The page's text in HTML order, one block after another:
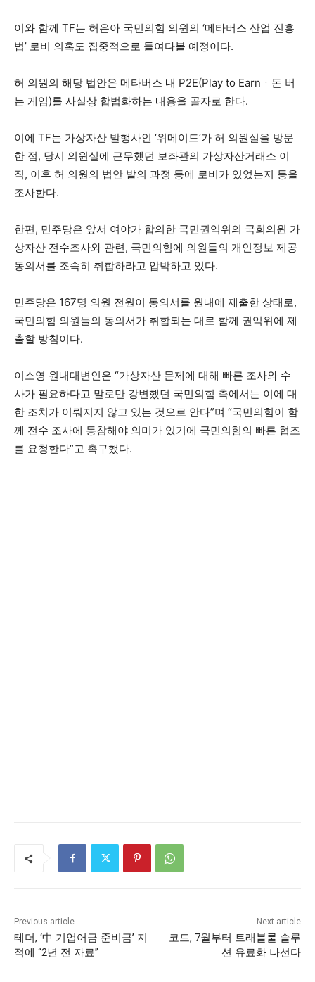
이와 함께 TF는 허은아 국민의힘 의원의 ‘메타버스 산업 진흥
법’ 로비 의혹도 집중적으로 들여다볼 예정이다.
허 의원의 해당 법안은 메타버스 내 P2E(Play to Earnㆍ돈 버
는 게임)를 사실상 합법화하는 내용을 골자로 한다.
이에 TF는 가상자산 발행사인 ‘위메이드’가 허 의원실을 방문
한 점, 당시 의원실에 근무했던 보좌관의 가상자산거래소 이
직, 이후 허 의원의 법안 발의 과정 등에 로비가 있었는지 등을
조사한다.
한편, 민주당은 앞서 여야가 합의한 국민권익위의 국회의원 가
상자산 전수조사와 관련, 국민의힘에 의원들의 개인정보 제공
동의서를 조속히 취합하라고 압박하고 있다.
민주당은 167명 의원 전원이 동의서를 원내에 제출한 상태로,
국민의힘 의원들의 동의서가 취합되는 대로 함께 권익위에 제
출할 방침이다.
이소영 원내대변인은 “가상자산 문제에 대해 빠른 조사와 수
사가 필요하다고 말로만 강변했던 국민의힘 측에서는 이에 대
한 조치가 이뤄지지 않고 있는 것으로 안다”며 “국민의힘이 함
께 전수 조사에 동참해야 의미가 있기에 국민의힘의 빠른 협조
를 요청한다”고 촉구했다.
Previous article
테더, ‘中 기업어금 준비금’ 지
적에 “2년 전 자료”
Next article
코드, 7월부터 트래블룰 솔루
션 유료화 나선다